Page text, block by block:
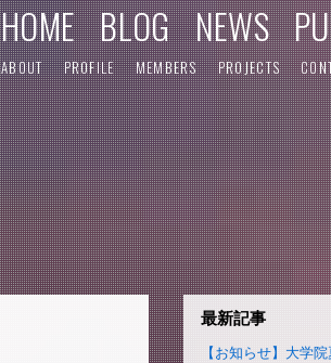
HOME BLOG NEWS
ABOUT PROFILE MEMBERS PROJECTS
最新記事
【お知らせ】大学